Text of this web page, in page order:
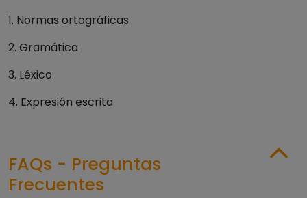
1. Normas ortográficas
2. Gramática
3. Léxico
4. Expresión escrita
FAQs - Preguntas
Frecuentes